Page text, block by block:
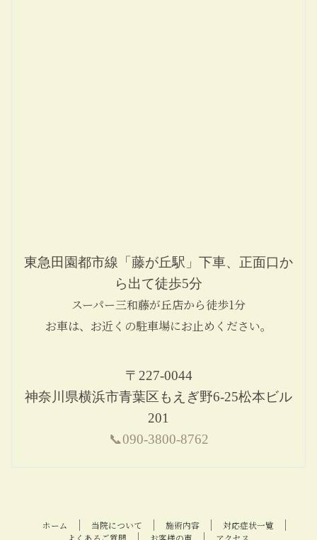
東急田園都市線「藤が丘駅」下車、正面口か
ら出て徒歩5分
スーパー三和藤が丘店から徒歩1分
お車は、お近くの駐車場にお止めください。
〒227-0044
神奈川県横浜市青葉区もえぎ野6-25松本ビル
201
📞090-3800-8762
ホーム 当院について 施術内容
対応症状一覧